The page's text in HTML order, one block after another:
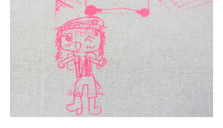
シルクスクリーン
無地素材
紙
本